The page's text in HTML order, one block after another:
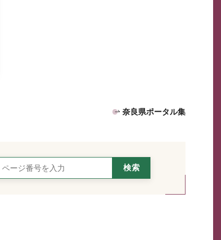
奈良県ポータル集